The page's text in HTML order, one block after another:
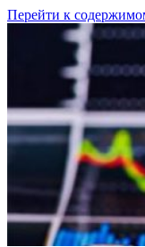
Перейти к